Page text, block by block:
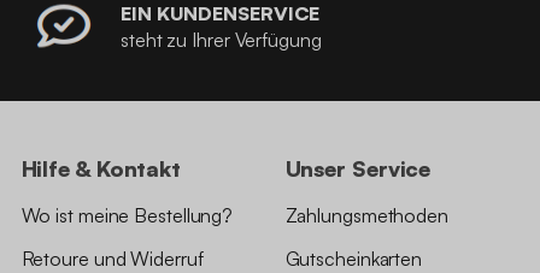
EIN KUNDENSERVICE
steht zu Ihrer Verfügung
Hilfe & Kontakt
Wo ist meine Bestellung?
Retoure und Widerruf
Unser Service
Zahlungsmethoden
Gutscheinkarten